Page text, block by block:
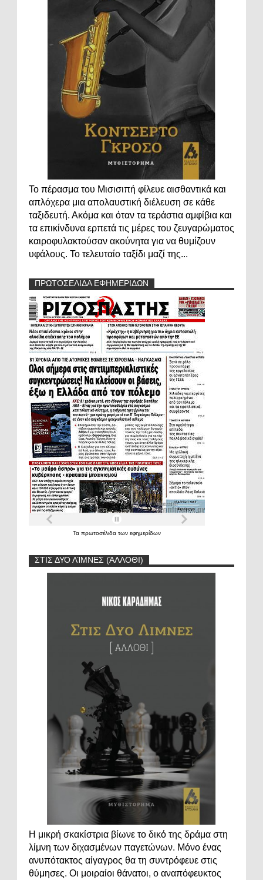
Το πέρασμα του Μισισιπή φίλευε αισθαντικά και
απλόχερα μια απολαυστική διέλευση σε κάθε
ταξιδευτή. Ακόμα και όταν τα τεράστια αμφίβια και
τα επικίνδυνα ερπετά τις μέρες του ζευγαρώματος
καιροφυλακτούσαν ακούνητα για να θυμίζουν
υφάλους. Το τελευταίο ταξίδι μαζί της...
ΠΡΩΤΟΣΕΛΙΔΑ ΕΦΗΜΕΡΙΔΩΝ
Τα πρωτοσέλιδα των εφημερίδων
ΣΤΙΣ ΔΥΟ ΛΊΜΝΕΣ (ΆΛΛΟΘΙ)
Η μικρή σκακίστρια βίωνε το δικό της δράμα στη
λίμνη των διχασμένων παγετώνων. Μόνο ένας
ανυπότακτος αίγαγρος θα τη συντρόφευε στις
θύμησες. Οι μοιραίοι θάνατοι, ο αναπόφευκτος